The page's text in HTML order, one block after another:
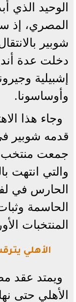
الوحيد الذي
المصري،
شوبير
دخلت عدة
إشبيلية
وأوساسونا.
وجاء هذا
قدمه شوبير
جمعت منتخب
والتي انتهت
الحارس في
الحاسمة
المنتخبات
الأهلي
ويمتد عقد
الأهلي حتى